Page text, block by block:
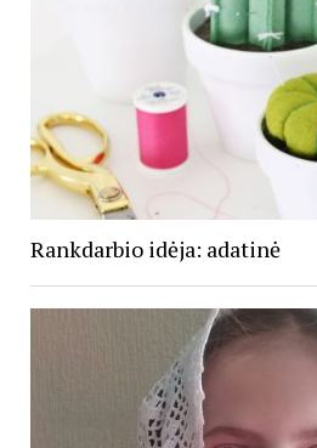
Rankdarbio idėja: adatinė